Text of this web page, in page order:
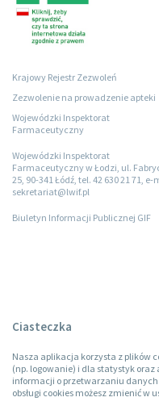
Krajowy Rejestr Zezwoleń
Zezwolenie na prowadzenie apteki
Wojewódzki Inspektorat
Farmaceutyczny
Wojewódzki Inspektorat
Farmaceutyczny w Łodzi, ul.
25, 90-341 Łódź, tel. 42 630 21 71, e-
sekretariat@lwif.pl
Biuletyn Informacji Publicznej GIF
Ciasteczka
Nasza aplikacja korzysta z plików
(np. logowanie) i dla statystyk oraz
informacji o przetwarzaniu
obsługi cookies możesz zmienić